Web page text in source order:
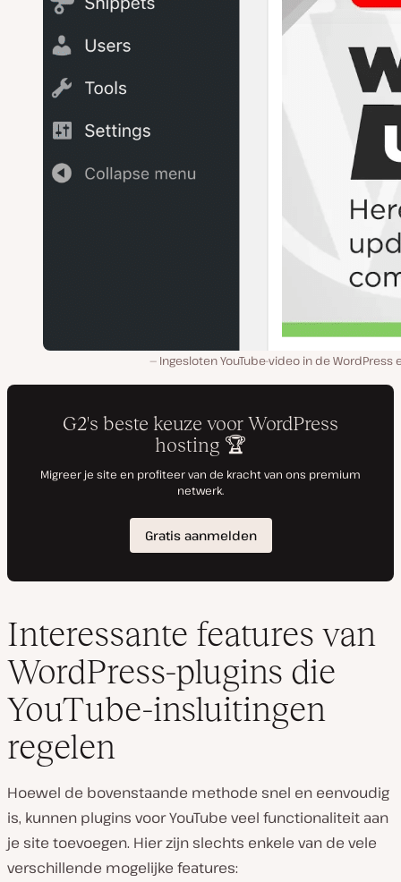
Ingesloten YouTube-video in de WordPress
Interessante features van
WordPress-plugins die
YouTube-insluitingen
regelen
Hoewel de bovenstaande methode snel en eenvoudig
is, kunnen plugins voor YouTube veel functionaliteit aan
je site toevoegen. Hier zijn slechts enkele van de vele
verschillende mogelijke features: